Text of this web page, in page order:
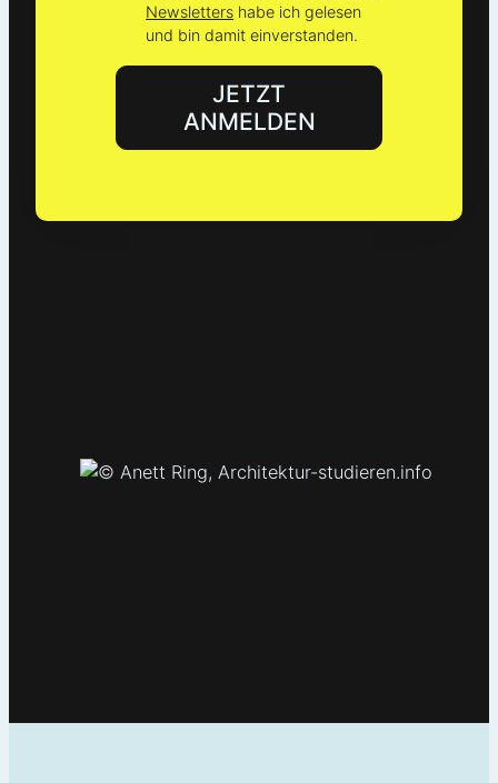
Newsletters habe ich gelesen
und bin damit einverstanden.
JETZT
ANMELDEN